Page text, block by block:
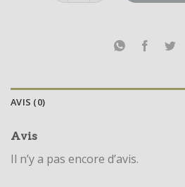
AVIS (0)
Avis
Il n’y a pas encore d’avis.